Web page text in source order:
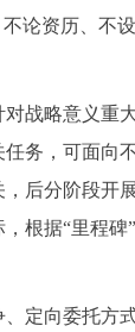
不论资历、不
略意义重大
务，可面向
后分阶段开
根据“里程
向委托方式